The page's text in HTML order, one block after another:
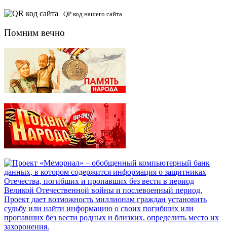
QP код нашего сайта
Помним вечно